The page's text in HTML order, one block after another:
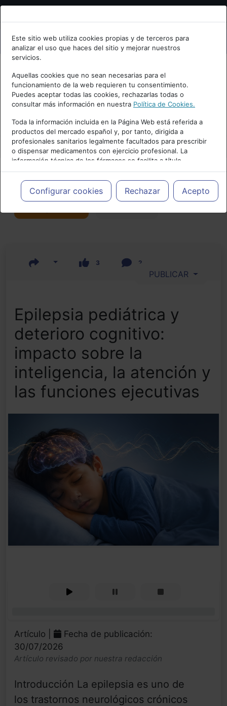
Bienvenid@ a psiquiatria.com
Escribe tu Email
Accede o regístrate con tu email.
Cancelar
Este sitio web utiliza cookies propias y de terceros para
analizar el uso que haces del sitio y mejorar nuestros
servicios.
Aquellas cookies que no sean necesarias para el
funcionamiento de la web requieren tu consentimiento.
Puedes aceptar todas las cookies, rechazarlas todas o
consultar más información en nuestra Política de Cookies.
Toda la información incluida en la Página Web está referida a
productos del mercado español y, por tanto, dirigida a
profesionales sanitarios legalmente facultados para prescribir
o dispensar medicamentos con ejercicio profesional. La
información técnica de los fármacos se facilita a título
meramente informativo, siendo responsabilidad de los
profesionales facultados prescribir medicamentos y decidir, en
cada caso concreto, el tratamiento más adecuado a las
necesidades del paciente.
Configurar cookies Rechazar Acepto
Actualidad y Artículos|Neurociencias
3 2
PUBLICAR
Epilepsia pediátrica y
deterioro cognitivo:
impacto sobre la
inteligencia, la atención y
las funciones ejecutivas
Artículo |
Fecha de publicación:
30/07/2026
Artículo revisado por nuestra redacción
Introducción La epilepsia es uno de
los trastornos neurológicos crónicos